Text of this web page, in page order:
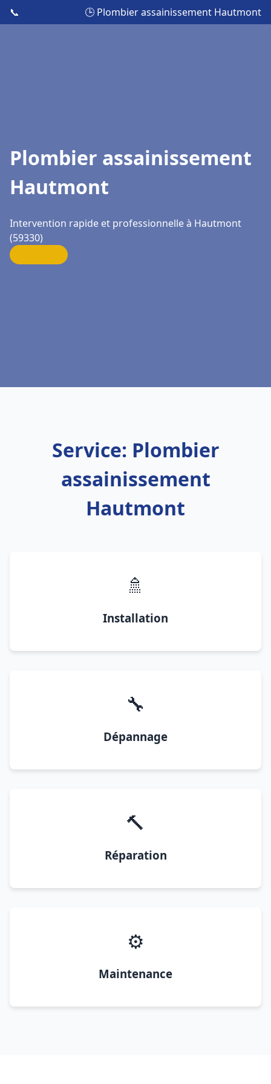
📞 🕒 Plombier assainissement Hautmont
Plombier assainissement
Hautmont
Intervention rapide et professionnelle à Hautmont
(59330)
Service: Plombier
assainissement
Hautmont
🚿
Installation
🔧
Dépannage
🔨
Réparation
⚙️
Maintenance